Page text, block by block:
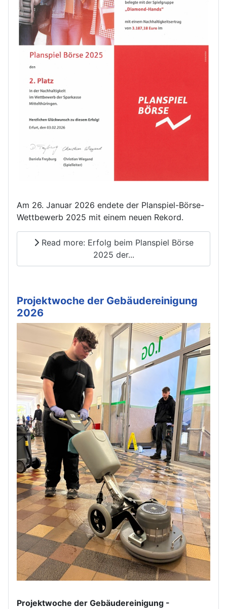
Am 26. Januar 2026 endete der Planspiel-Börse-
Wettbewerb 2025 mit einem neuen Rekord.
Read more: Erfolg beim Planspiel Börse
2025 der...
Projektwoche der Gebäudereinigung
2026
Projektwoche der Gebäudereinigung -